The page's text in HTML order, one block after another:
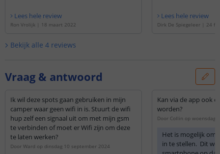
Lees hele review
Ron Vrolijk | 18 maart 2022
Lees hele review
Dirk De Spiegeleer| 24
Bekijk alle 4 reviews
Vraag & antwoord
Ik wil deze spots gaan gebruiken in mijn
camper waar geen wifi in is. Stuurt de wifi
hup zelf een signaal uit om met mijn gsm
te verbinden of moet er Wifi zijn om deze
te laten werken?
Door Ward op dinsdag 10 september 2024
Kan via de app ook
worden?
Door Collin op woensdag
Het is mogelijk om
in te stellen. Dit